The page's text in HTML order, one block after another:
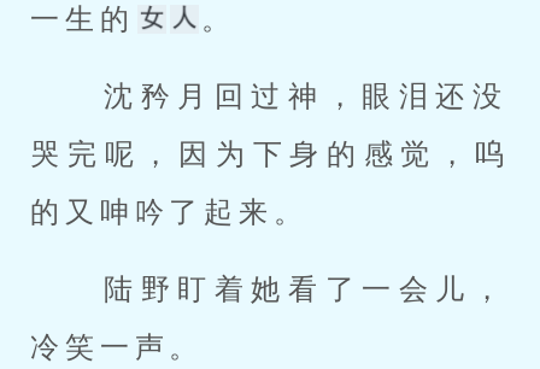
一生的
。
哭完呢，因为下身的感觉，呜
的又呻吟了起来。
冷笑一声。